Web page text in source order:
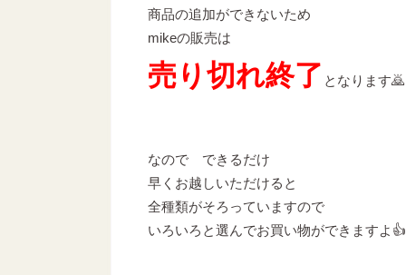
商品の追加ができないため
mikeの販売は
売り切れ終了 となります🙇
なので できるだけ
早くお越しいただけると
全種類がそろっていますので
いろいろと選んでお買い物ができますよ